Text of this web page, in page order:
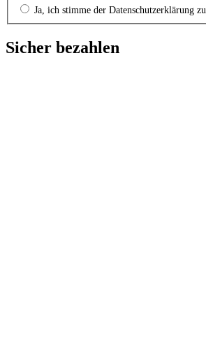
Ja, ich stimme der Datenschutzerklärung zu.
Sicher bezahlen